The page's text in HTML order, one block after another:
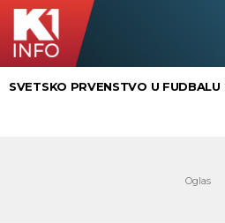
SVETSKO PRVENSTVO U